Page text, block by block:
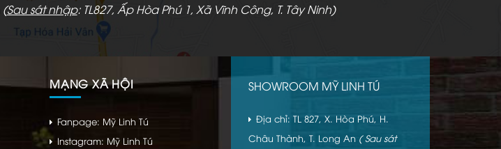
(Sau sát nhập: TL827, Ấp Hòa Phú 1, Xã Vĩnh Công, T. Tây Ninh)
MẠNG XÃ HỘI
Fanpage: Mỹ Linh Tú
Instagram: Mỹ Linh Tú
SHOWROOM MỸ LINH TÚ
Địa chỉ: TL 827, X. Hòa Phú, H.
Châu Thành, T. Long An ( Sau sát